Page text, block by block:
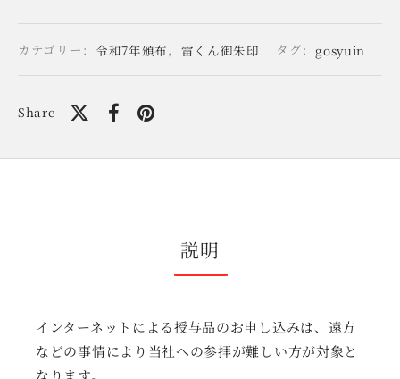
カテゴリー: 令和7年頒布, 雷くん御朱印 タグ: gosyuin
Share
説明
インターネットによる授与品のお申し込みは、遠方
などの事情により当社への参拝が難しい方が対象と
なります。